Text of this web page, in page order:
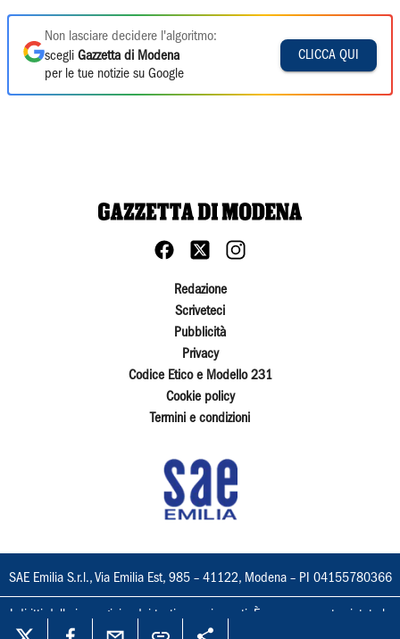
Non lasciare decidere l'algoritmo:
scegli Gazzetta di Modena
per le tue notizie su Google
CLICCA QUI
Redazione
Scriveteci
Pubblicità
Privacy
Codice Etico e Modello 231
Cookie policy
Termini e condizioni
SAE Emilia S.r.l., Via Emilia Est, 985 – 41122, Modena – PI 04155780366
I diritti delle immagini e dei testi sono riservati. È espressamente vietata la